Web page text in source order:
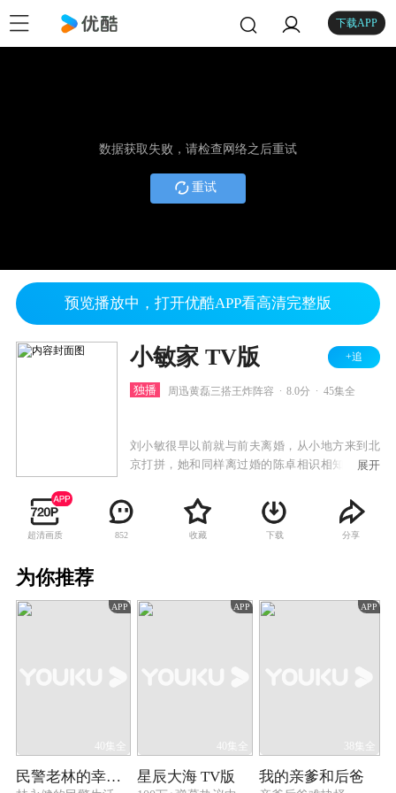
下载APP
数据获取失败，请检查网络之后重试
重试
预览播放中，打开优酷APP看高清完整版
小敏家 TV版 +追
独播 周迅黄磊三搭王炸阵容 8.0分 45集全
刘小敏很早以前就与前夫离婚，从小地方来到北
京打拼，她和同样离过婚的陈卓相识相知。恋爱
北京，刘小敏与陈卓不得已把恋爱谈得更加小心
翼翼。然而前夫来北京不断纠缠，她与陈卓的恋
情被越来越多的人发现，两个人各自的孩子也变
获得了真正的幸福。
展开
超清画质 852 收藏 下载 分享
为你推荐
APP
40集全
民警老林的幸福生活
APP
40集全
星辰大海 TV版
APP
38集全
我的亲爹和后爸